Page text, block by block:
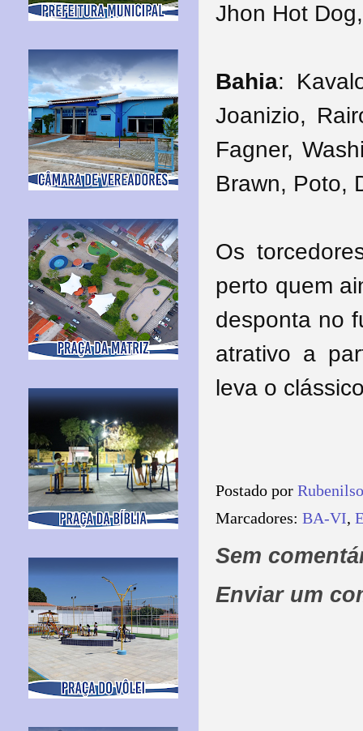
Jhon Hot
Bahia:
Joanizio,
Fagner,
Brawn, Poto,
Os
perto quem
desponta no
atrativo a
leva o
Postado por
Marcadores: BA-VI,
Sem
Enviar um